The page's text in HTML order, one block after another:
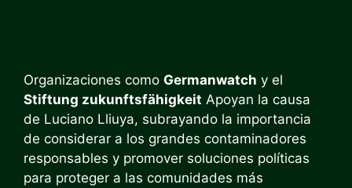
Organizaciones como Germanwatch y el
Stiftung zukunftsfähigkeit Apoyan la causa
de Luciano Lliuya, subrayando la importancia
de considerar a los grandes contaminadores
responsables y promover soluciones políticas
para proteger a las comunidades más